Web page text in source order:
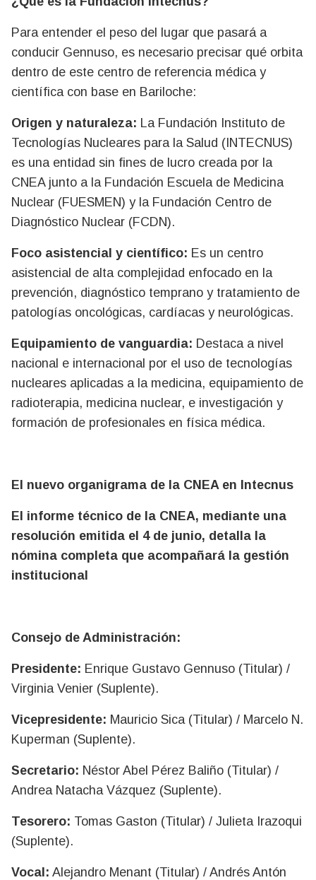
Para entender el peso del lugar que pasará a
conducir Gennuso, es necesario precisar qué orbita
dentro de este centro de referencia médica y
científica con base en Bariloche:
Origen y naturaleza: La Fundación Instituto de
Tecnologías Nucleares para la Salud (INTECNUS)
es una entidad sin fines de lucro creada por la
CNEA junto a la Fundación Escuela de Medicina
Nuclear (FUESMEN) y la Fundación Centro de
Diagnóstico Nuclear (FCDN).
Foco asistencial y científico: Es un centro
asistencial de alta complejidad enfocado en la
prevención, diagnóstico temprano y tratamiento de
patologías oncológicas, cardíacas y neurológicas.
Equipamiento de vanguardia: Destaca a nivel
nacional e internacional por el uso de tecnologías
nucleares aplicadas a la medicina, equipamiento de
radioterapia, medicina nuclear, e investigación y
formación de profesionales en física médica.
El nuevo organigrama de la CNEA en Intecnus
El informe técnico de la CNEA, mediante una
resolución emitida el 4 de junio, detalla la
nómina completa que acompañará la gestión
institucional
Consejo de Administración:
Presidente: Enrique Gustavo Gennuso (Titular) /
Virginia Venier (Suplente).
Vicepresidente: Mauricio Sica (Titular) / Marcelo N.
Kuperman (Suplente).
Secretario: Néstor Abel Pérez Baliño (Titular) /
Andrea Natacha Vázquez (Suplente).
Tesorero: Tomas Gaston (Titular) / Julieta Irazoqui
(Suplente).
Vocal: Alejandro Menant (Titular) / Andrés Antón